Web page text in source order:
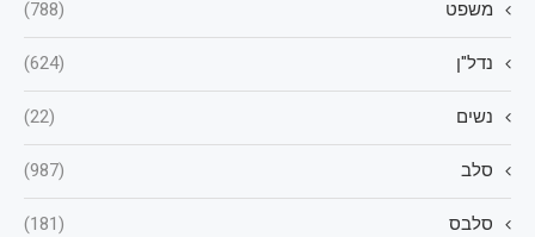
משפט (788)
נדל"ן (624)
נשים (22)
סלב (987)
סלבס (181)